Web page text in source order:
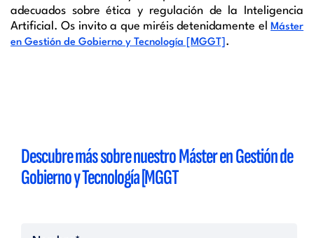
adecuados sobre ética y regulación de la Inteligencia
Artificial. Os invito a que miréis detenidamente el Máster
en Gestión de Gobierno y Tecnología [MGGT] .
Descubre más sobre nuestroMáster en Gestión de
Gobierno y Tecnología [MGGT